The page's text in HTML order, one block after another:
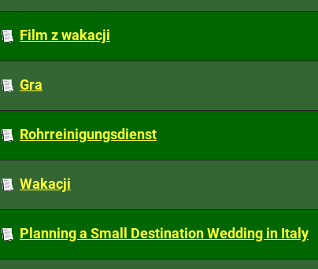
Film z wakacji
Gra
Rohrreinigungsdienst
Wakacji
Planning a Small Destination Wedding in Italy